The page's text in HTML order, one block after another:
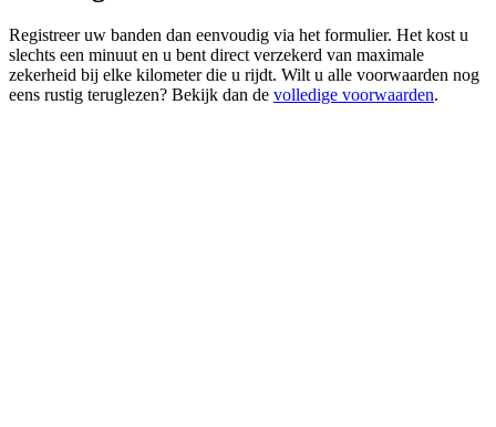
Registreer uw banden dan eenvoudig via het formulier. Het kost u
slechts een minuut en u bent direct verzekerd van maximale
zekerheid bij elke kilometer die u rijdt. Wilt u alle voorwaarden nog
eens rustig teruglezen? Bekijk dan de volledige voorwaarden.